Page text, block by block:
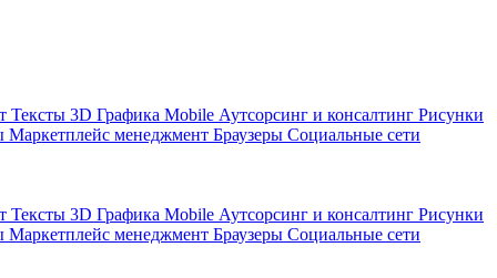
Тексты 3D Графика Mobile Аутсорсинг и консалтинг Рисунки
Маркетплейс менеджмент Браузеры Социальные сети
Тексты 3D Графика Mobile Аутсорсинг и консалтинг Рисунки
Маркетплейс менеджмент Браузеры Социальные сети